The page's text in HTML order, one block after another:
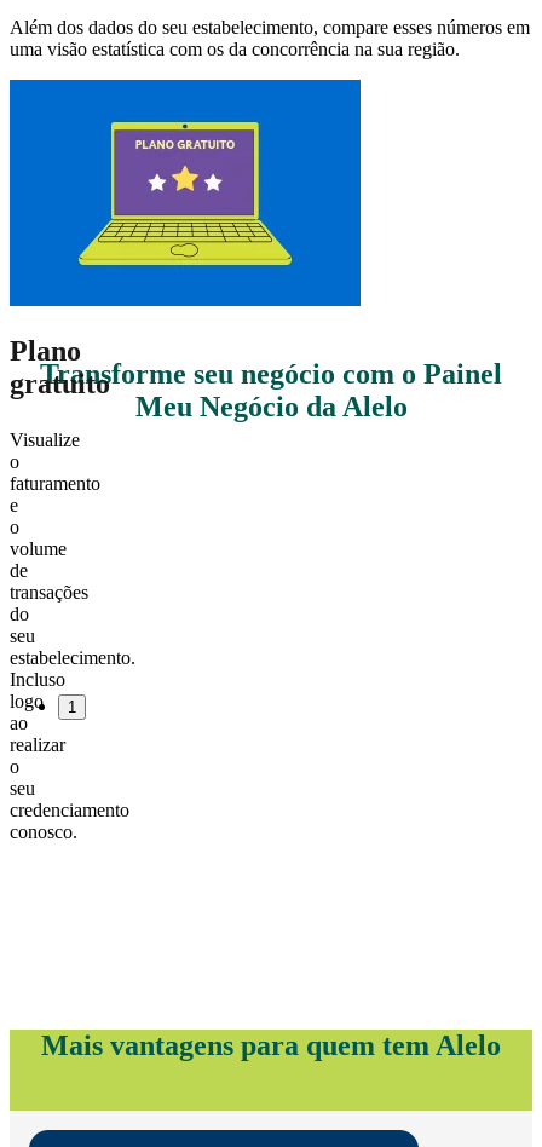
Além dos dados do seu estabelecimento, compare esses números em
uma visão estatística com os da concorrência na sua região.
Plano
gratuito
Visualize
o
faturamento
e
o
volume
de
transações
do
seu
estabelecimento.
Incluso
logo
ao
realizar
o
seu
credenciamento
conosco.
Transforme seu negócio com o Painel
Meu Negócio da Alelo
1
Mais vantagens para quem tem Alelo